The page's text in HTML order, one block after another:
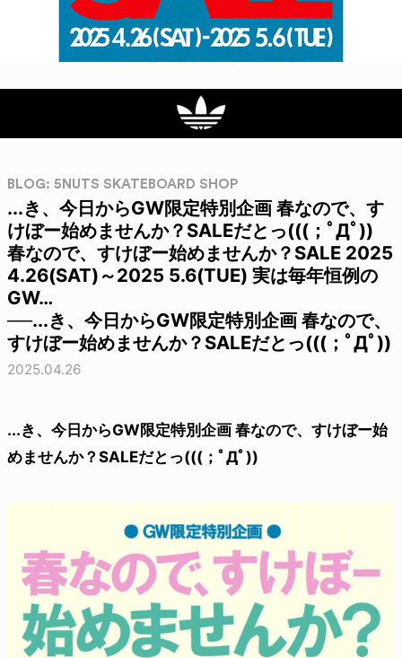
BLOG: 5NUTS SKATEBOARD SHOP
...き、今日からGW限定特別企画 春なので、す
けぼー始めませんか？SALEだとっ(((；ﾟДﾟ))
春なので、すけぼー始めませんか？SALE 2025
4.26(SAT)～2025 5.6(TUE) 実は毎年恒例の
GW…
──...き、今日からGW限定特別企画 春なので、
すけぼー始めませんか？SALEだとっ(((；ﾟДﾟ))
2025.04.26
...き、今日からGW限定特別企画 春なので、すけぼー始
めませんか？SALEだとっ(((；ﾟДﾟ))